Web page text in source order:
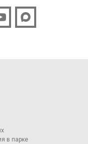
в парке